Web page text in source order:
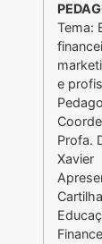
Tema:
e
Profa.
Xavier